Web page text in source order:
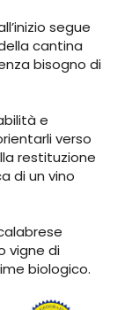
segue
cantina
bisogno di
e
verso
restituzione
di un vino
vigne di
biologico.